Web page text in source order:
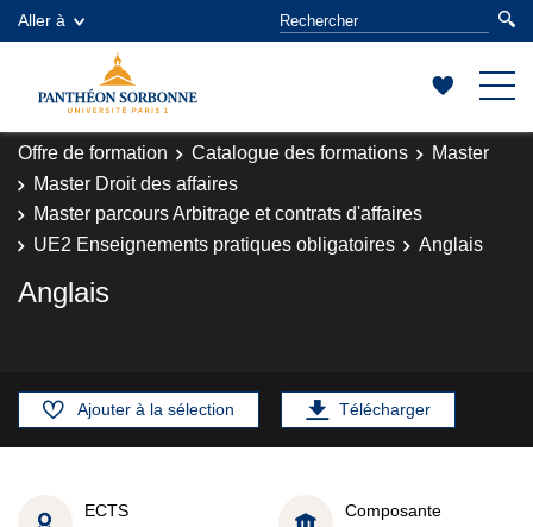
Aller à
Offre de formation Catalogue des formations
Master
Master Droit des affaires
Master parcours Arbitrage et contrats d'affaires
UE2 Enseignements pratiques obligatoires
Anglais
Anglais
Ajouter à la sélection Télécharger
ECTS
Composante